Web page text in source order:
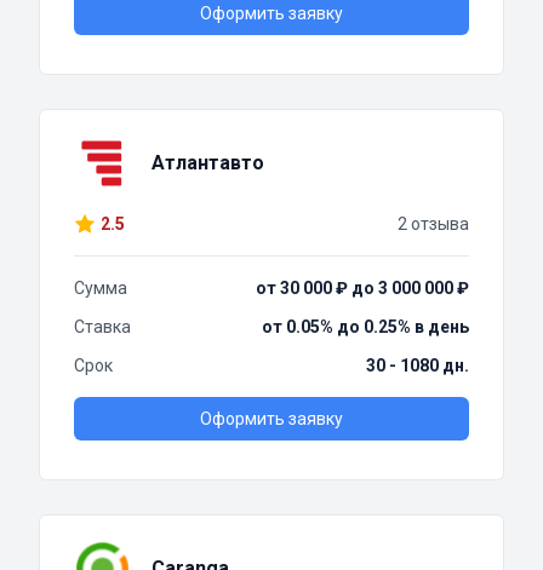
Оформить заявку
Атлантавто
2.5 2 отзыва
Сумма
от 30 000 ₽ до 3 000 000 ₽
Ставка
от 0.05% до 0.25% в день
Срок
30 - 1080 дн.
Оформить заявку